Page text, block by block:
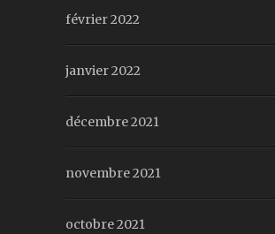
février 2022
janvier 2022
décembre 2021
novembre 2021
octobre 2021